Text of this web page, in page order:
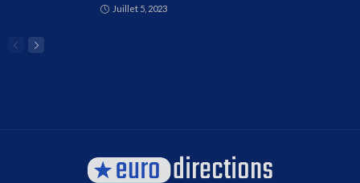
Juillet 5, 2023